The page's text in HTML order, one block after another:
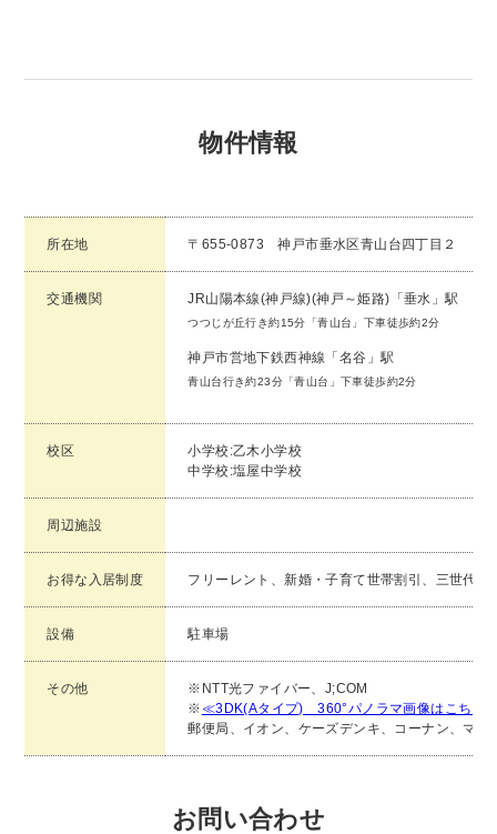
物件情報
所在地 〒655-0873 神戸市垂水区青山台四丁目２
交通機関 JR山陽本線(神戸線)(神戸～姫路)「垂水」駅
つつじが丘行き約15分「青山台」下車徒歩約2分
神戸市営地下鉄西神線「名谷」駅
青山台行き約23分「青山台」下車徒歩約2分
校区
小学校:乙木小学校
中学校:塩屋中学校
周辺施設
お得な入居制度 フリーレント、新婚・子育て世帯割引、三世代隣
設備 駐車場
その他
※NTT光ファイバー、J;COM
※ ≪3DK(Aタイプ) 360°パノラマ画像はこちら
郵便局、イオン、ケーズデンキ、コーナン、マ
お問い合わせ